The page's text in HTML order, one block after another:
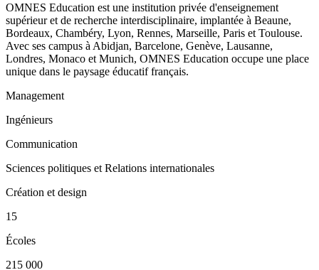
OMNES Education est une institution privée d'enseignement
supérieur et de recherche interdisciplinaire, implantée à Beaune,
Bordeaux, Chambéry, Lyon, Rennes, Marseille, Paris et Toulouse.
Avec ses campus à Abidjan, Barcelone, Genève, Lausanne,
Londres, Monaco et Munich, OMNES Education occupe une place
unique dans le paysage éducatif français.
Management
Ingénieurs
Communication
Sciences politiques et Relations internationales
Création et design
15
Écoles
215 000